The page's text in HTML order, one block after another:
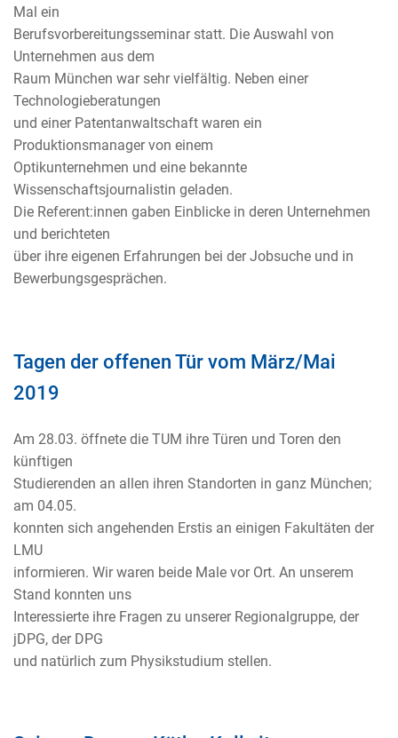
Mal ein
Berufsvorbereitungsseminar statt. Die Auswahl von
Unternehmen aus dem
Raum München war sehr vielfältig. Neben einer
Technologieberatungen
und einer Patentanwaltschaft waren ein
Produktionsmanager von einem
Optikunternehmen und eine bekannte
Wissenschaftsjournalistin geladen.
Die Referent:innen gaben Einblicke in deren Unternehmen
und berichteten
über ihre eigenen Erfahrungen bei der Jobsuche und in
Bewerbungsgesprächen.
Tagen der offenen Tür vom März/Mai
2019
Am 28.03. öffnete die TUM ihre Türen und Toren den
künftigen
Studierenden an allen ihren Standorten in ganz München;
am 04.05.
konnten sich angehenden Erstis an einigen Fakultäten der
LMU
informieren. Wir waren beide Male vor Ort. An unserem
Stand konnten uns
Interessierte ihre Fragen zu unserer Regionalgruppe, der
jDPG, der DPG
und natürlich zum Physikstudium stellen.